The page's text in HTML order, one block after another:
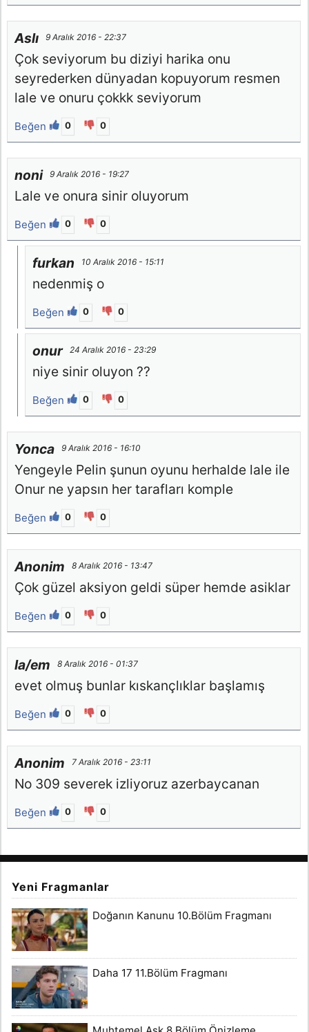
Aslı 9 Aralık 2016 - 22:37
Çok seviyorum bu diziyi harika onu
seyrederken dünyadan kopuyorum resmen
lale ve onuru çokkk seviyorum
Beğen 0 0
noni 9 Aralık 2016 - 19:27
Lale ve onura sinir oluyorum
Beğen 0 0
furkan 10 Aralık 2016 - 15:11
nedenmiş o
Beğen 0 0
onur 24 Aralık 2016 - 23:29
niye sinir oluyon ??
Beğen 0 0
Yonca 9 Aralık 2016 - 16:10
Yengeyle Pelin şunun oyunu herhalde lale ile
Onur ne yapsın her tarafları komple
Beğen 0 0
Anonim 8 Aralık 2016 - 13:47
Çok güzel aksiyon geldi süper hemde asiklar
Beğen 0 0
la/em 8 Aralık 2016 - 01:37
evet olmuş bunlar kıskançlıklar başlamış
Beğen 0 0
Anonim 7 Aralık 2016 - 23:11
No 309 severek izliyoruz azerbaycanan
Beğen 0 0
Yeni Fragmanlar
Doğanın Kanunu 10.Bölüm Fragmanı
Daha 17 11.Bölüm Fragmanı